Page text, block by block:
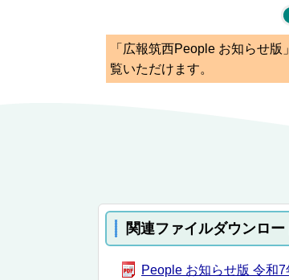
「広報筑西People お知らせ
覧いただけます。
関連ファイルダウンロー
People お知らせ版 令和